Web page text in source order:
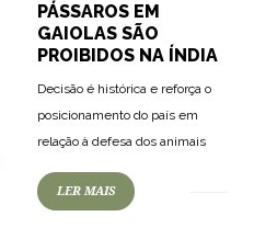
PÁSSAROS EM
GAIOLAS SÃO
PROIBIDOS NA ÍNDIA
Decisão é histórica e reforça o
posicionamento do país em
relação à defesa dos animais
LER MAIS